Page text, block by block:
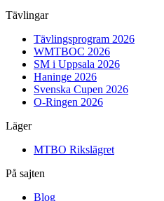
Tävlingar
Tävlingsprogram 2026
WMTBOC 2026
SM i Uppsala 2026
Haninge 2026
Svenska Cupen 2026
O-Ringen 2026
Läger
MTBO Rikslägret
På sajten
Blog